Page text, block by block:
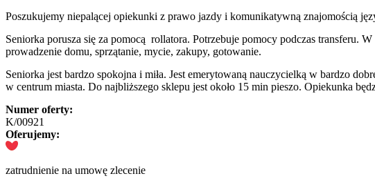
Poszukujemy niepalącej opiekunki z prawo jazdy i komunikatywną znajomością
Seniorka porusza się za pomocą rollatora. Potrzebuje pomocy podczas transferu.
prowadzenie domu, sprzątanie, mycie, zakupy, gotowanie.
Seniorka jest bardzo spokojna i miła. Jest emerytowaną nauczycielką w bardzo
w centrum miasta. Do najbliższego sklepu jest około 15 min pieszo. Opiekunka
Numer oferty:
K/00921
Oferujemy:
zatrudnienie na umowę zlecenie